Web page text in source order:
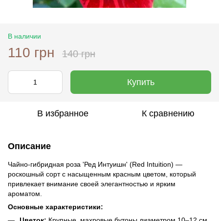
В наличии
110 грн 140 грн
Купить
В избранное К сравнению
Описание
Чайно-гибридная роза 'Ред Интуишн' (Red Intuition) —
роскошный сорт с насыщенным красным цветом, который
привлекает внимание своей элегантностью и ярким
ароматом.
Основные характеристики: